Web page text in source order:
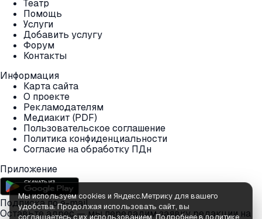
Театр
Помощь
Услуги
Добавить услугу
Форум
Контакты
Информация
Карта сайта
О проекте
Рекламодателям
Медиакит (PDF)
Пользовательское соглашение
Политика конфиденциальности
Согласие на обработку ПДн
Приложение
Подписка по e-mail
Оставьте адрес — мы передадим заявку редакции на
Мы используем cookies и Яндекс.Метрику для вашего
удобства. Продолжая использовать сайт, вы
соглашаетесь с их использованием.Подробнее в политике